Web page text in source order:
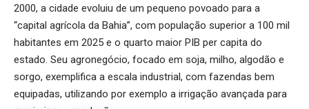
2000, a cidade evoluiu de um pequeno povoado para a
“capital agrícola da Bahia”, com população superior a 100 mil
habitantes em 2025 e o quarto maior PIB per capita do
estado. Seu agronegócio, focado em soja, milho, algodão e
sorgo, exemplifica a escala industrial, com fazendas bem
equipadas, utilizando por exemplo a irrigação avançada para